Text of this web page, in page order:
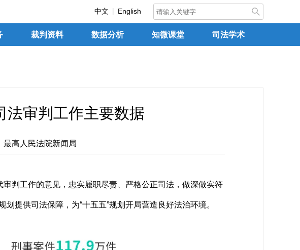
中文 English
裁判资料 数据分析 知微课堂 司法学术
法审判工作主要数据
最高人民法院新闻局
判工作的意见，忠实履职尽责、严格公正司法，做深做实符
提供司法保障，为“十五五”规划开局营造良好法治环境。